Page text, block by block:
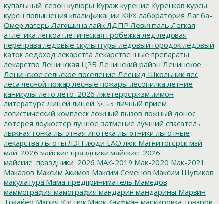
купальный_сезон купюры Кураж курение Куренков курсы
курсы повышения квалификации КФХ лаборатория Лаг ба-
Омер лагерь Лагошина лайк ЛДПР Левинталь Легкая
атлетика легкоатлетическая пробежка лед ледовая
переправа ледовые скульптуры ледовый городок ледовый
каток ледоход лекарства лекарственные препараты
лекарство Ленинская ЦРБ Ленинский район Ленинское
Ленинское сельское поселение Леонид Школьник лес
леса лесной пожар лесные пожары лесопилка летние
каникулы лето лето_2026 лжетерроризм лимон
литература Лицей лицей № 23 личный прием
логистический комплеск ложный вызов ложный донос
лотерея лоукостер лунное затмение лучший спасатель
лыжная гонка льготная ипотека льготники льготные
лекарства льготы ЛЭП люди ЕАО люк Магнитогорск май
май_2026 майские праздники майские_2026
майские_праздники_2026 МАК-2019 Мак-2020 Мак-2021
Макаров Максим Акимов Максим Семенов Максим Шупиков
макулатура Мама-предприниматель Мамедов
маммография мамография мандарин мандарины Марвин
Токайер Мария Костюк Марк Кауфман маркировка товаров